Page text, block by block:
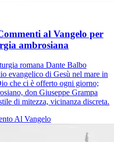
al Vangelo per
ambrosiana
romana Dante Balbo
evangelico di Gesù nel mare in
che ci è offerto ogni giorno;
don Giuseppe Grampa
di mitezza, vicinanza discreta.
Al Vangelo